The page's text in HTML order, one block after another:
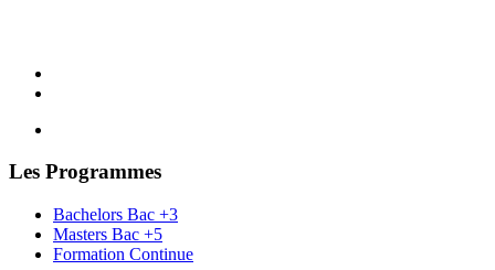
Les Programmes
Bachelors Bac +3
Masters Bac +5
Formation Continue